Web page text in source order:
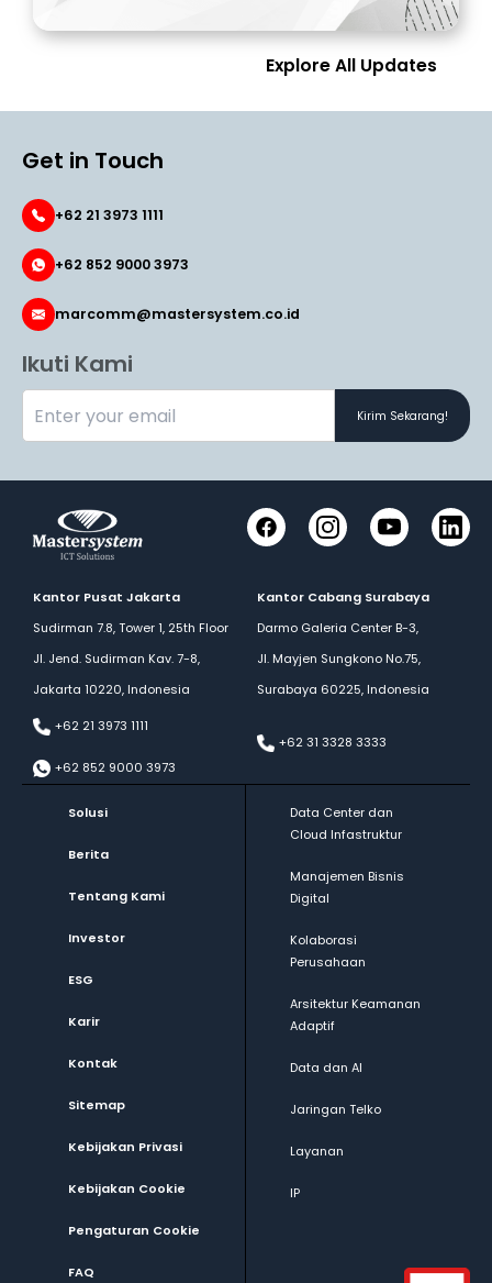
Explore All Updates
Get in Touch
+62 21 3973 1111
+62 852 9000 3973
marcomm@mastersystem.co.id
Ikuti Kami
Kirim Sekarang!
FacebookInstagramYouTube
Kantor Pusat Jakarta
Sudirman 7.8, Tower 1, 25th Floor
Jl. Jend. Sudirman Kav. 7-8,
Jakarta 10220, Indonesia
+62 21 3973 1111
+62 852 9000 3973
Kantor Cabang Surabaya
Darmo Galeria Center B-3,
Jl. Mayjen Sungkono No.75,
Surabaya 60225, Indonesia
+62 31 3328 3333
Solusi
Berita
Tentang Kami
Investor
ESG
Karir
Kontak
Sitemap
Kebijakan Privasi
Kebijakan Cookie
Pengaturan Cookie
FAQ
Data Center dan
Cloud Infastruktur
Manajemen Bisnis
Digital
Kolaborasi
Perusahaan
Arsitektur Keamanan
Adaptif
Data dan AI
Jaringan Telko
Layanan
IP